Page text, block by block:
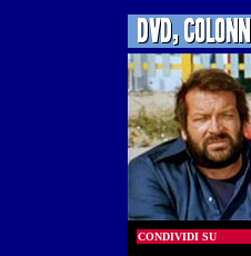
CONDIVIDI SU